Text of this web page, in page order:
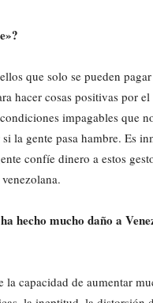
que solo se pueden
hacer cosas positivas por
impagables que
la gente pasa hambre. Es
confíe dinero a estos
hecho mucho daño a
capacidad de aumentar